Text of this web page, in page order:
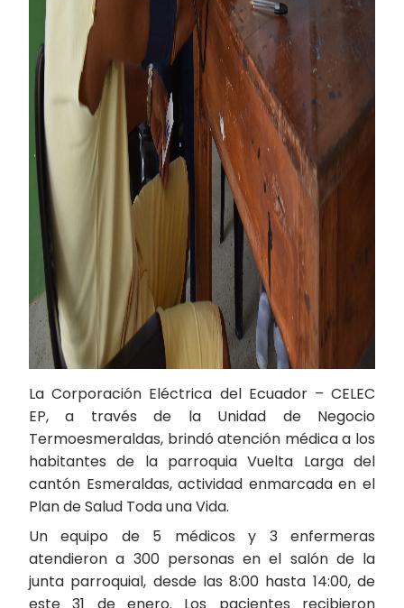
La Corporación Eléctrica del Ecuador – CELEC
EP, a través de la Unidad de Negocio
Termoesmeraldas, brindó atención médica a los
habitantes de la parroquia Vuelta Larga del
cantón Esmeraldas, actividad enmarcada en el
Plan de Salud Toda una Vida.
Un equipo de 5 médicos y 3 enfermeras
atendieron a 300 personas en el salón de la
junta parroquial, desde las 8:00 hasta 14:00, de